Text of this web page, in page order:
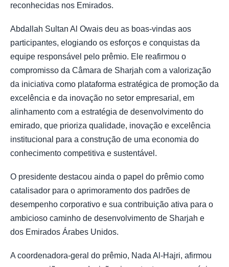
reconhecidas nos Emirados.
Abdallah Sultan Al Owais deu as boas-vindas aos
participantes, elogiando os esforços e conquistas da
equipe responsável pelo prêmio. Ele reafirmou o
compromisso da Câmara de Sharjah com a valorização
da iniciativa como plataforma estratégica de promoção da
excelência e da inovação no setor empresarial, em
alinhamento com a estratégia de desenvolvimento do
emirado, que prioriza qualidade, inovação e excelência
institucional para a construção de uma economia do
conhecimento competitiva e sustentável.
O presidente destacou ainda o papel do prêmio como
catalisador para o aprimoramento dos padrões de
desempenho corporativo e sua contribuição ativa para o
ambicioso caminho de desenvolvimento de Sharjah e
dos Emirados Árabes Unidos.
A coordenadora-geral do prêmio, Nada Al-Hajri, afirmou